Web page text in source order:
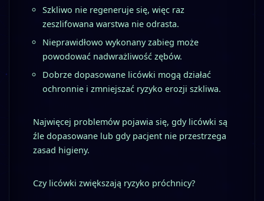
Szkliwo nie regeneruje się, więc raz
zeszlifowana warstwa nie odrasta.
Nieprawidłowo wykonany zabieg może
powodować nadwrażliwość zębów.
Dobrze dopasowane licówki mogą działać
ochronnie i zmniejszać ryzyko erozji szkliwa.
Najwięcej problemów pojawia się, gdy licówki są
źle dopasowane lub gdy pacjent nie przestrzega
zasad higieny.
Czy licówki zwiększają ryzyko próchnicy?